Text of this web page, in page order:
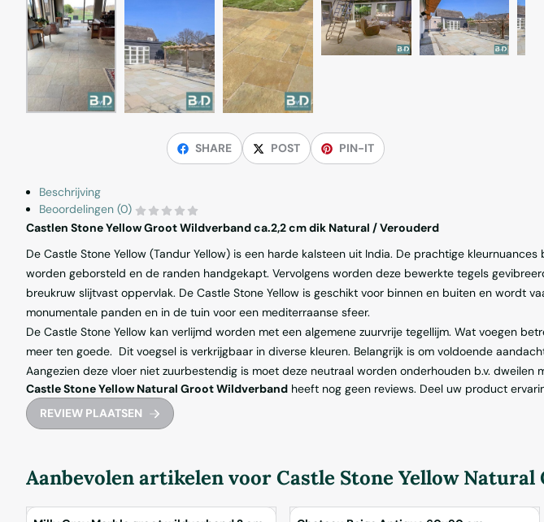
SHARE POST PIN-IT
Beschrijving
Beoordelingen (0)
Castlen Stone Yellow Groot Wildverband ca.2,2 cm dik Natural / Verouderd
De Castle Stone Yellow (Tandur Yellow) is een harde kalsteen uit India. De prachtige
worden geborsteld en de randen handgekapt. Vervolgens worden deze bewerkte tegels
breukruw slijtvast oppervlak. De Castle Stone Yellow is geschikt voor binnen en buiten en wordt
monumentale panden en in de tuin voor een mediterraanse sfeer.
De Castle Stone Yellow kan verlijmd worden met een algemene zuurvrije tegellijm. Wat voegen
meer ten goede. Dit voegsel is verkrijgbaar in diverse kleuren. Belangrijk is om voldoende
Aangezien deze vloer niet zuurbestendig is moet deze neutraal worden onderhouden b.v. dweilen
Castle Stone Yellow Natural Groot Wildverband heeft nog geen reviews. Deel uw product
REVIEW PLAATSEN
Aanbevolen artikelen voorCastle Stone Yellow